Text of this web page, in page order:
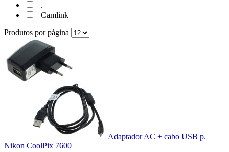
.
Camlink
Produtos por página
Adaptador AC + cabo USB p.
Nikon CoolPix 7600